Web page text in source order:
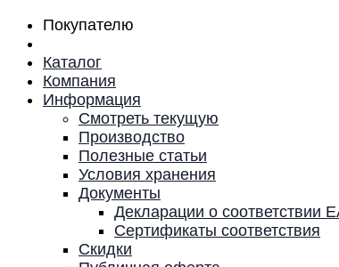
Покупателю
Каталог
Компания
Информация
Смотреть текущую
Производство
Полезные статьи
Условия хранения
Документы
Декларации о соответствии
Сертификаты соответствия
Скидки